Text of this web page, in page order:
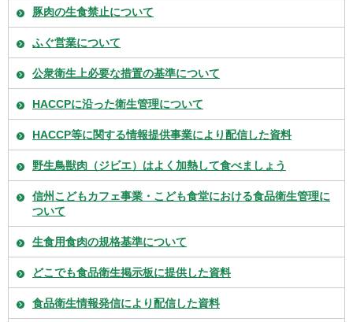
豚肉の生食禁止について
ふぐ営業について
公衆衛生上必要な措置の基準について
HACCPに沿った衛生管理について
HACCP等に関する情報提供事業により配信した資料
野生鳥獣肉（ジビエ）はよく加熱して食べましょう
信州こどもカフェ事業・こども食堂における食品衛生管理に
ついて
生食用食肉の規格基準について
どこでも食品衛生掲示板に提供した資料
食品衛生情報発信により配信した資料